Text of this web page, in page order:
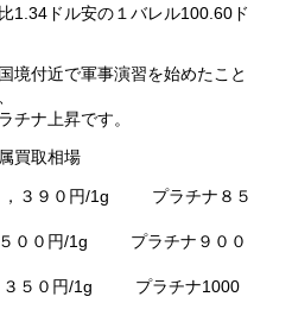
1.34ドル安の１バレル100.60ド
境付近で軍事演習を始めたこと
チナ上昇です。
買取相場
９０円/1g プラチナ８５
５００円/1g プラチナ９００
５０円/1g プラチナ1000